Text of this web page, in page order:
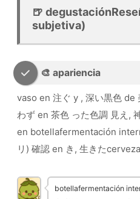
🍺
subjetiva)
🎨 apariencia
vaso en 注ぐ y , 深い黒色 de
わず en 茶色 った色調 見え,
en botellafermentación
リ) 確認 en き, 生きた
botellafermentación